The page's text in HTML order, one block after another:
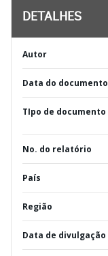
DETALHES
Autor
Data do documento
TIpo de documento
No. do relatório
País
Região
Data de divulgação